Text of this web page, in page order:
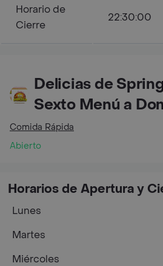
Horario de
Cierre
22:30:00
Delicias de
Sexto Menú a
Comida Rápida
Abierto
Horarios de Apertura y
Lunes
Martes
Miércoles